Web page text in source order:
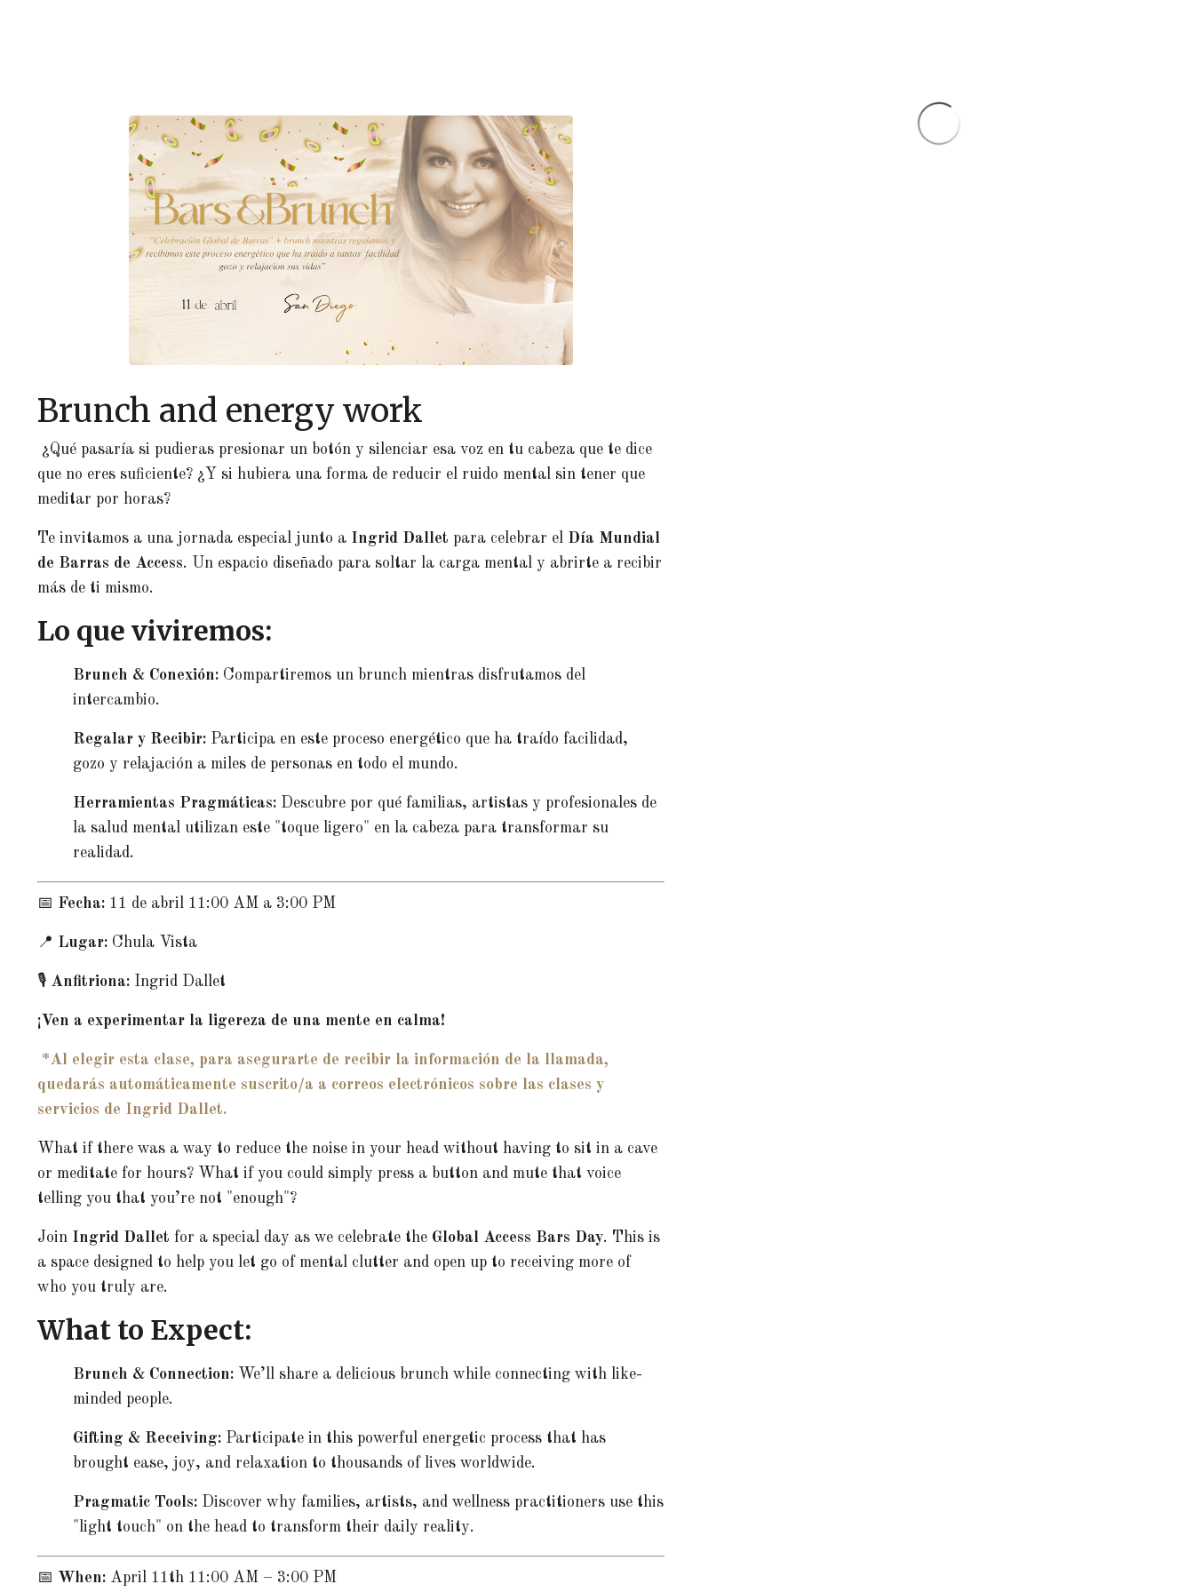
Brunch and energy work
¿Qué pasaría si pudieras presionar un botón y silenciar esa voz en tu cabeza que te dice
que no eres suficiente? ¿Y si hubiera una forma de reducir el ruido mental sin tener que
meditar por horas?
Te invitamos a una jornada especial junto a Ingrid Dallet para celebrar el Día Mundial
de Barras de Access. Un espacio diseñado para soltar la carga mental y abrirte a recibir
más de ti mismo.
Lo que viviremos:
Brunch & Conexión: Compartiremos un brunch mientras disfrutamos del
intercambio.
Regalar y Recibir: Participa en este proceso energético que ha traído facilidad,
gozo y relajación a miles de personas en todo el mundo.
Herramientas Pragmáticas: Descubre por qué familias, artistas y profesionales de
la salud mental utilizan este "toque ligero" en la cabeza para transformar su
realidad.
📅 Fecha: 11 de abril 11:00 AM a 3:00 PM
📍 Lugar: Chula Vista
🎙 Anfitriona: Ingrid Dallet
¡Ven a experimentar la ligereza de una mente en calma!
*Al elegir esta clase, para asegurarte de recibir la información de la llamada,
quedarás automáticamente suscrito/a a correos electrónicos sobre las clases y
servicios de Ingrid Dallet.
What if there was a way to reduce the noise in your head without having to sit in a cave
or meditate for hours? What if you could simply press a button and mute that voice
telling you that you’re not "enough"?
Join Ingrid Dallet for a special day as we celebrate the Global Access Bars Day. This is
a space designed to help you let go of mental clutter and open up to receiving more of
who you truly are.
What to Expect:
Brunch & Connection: We’ll share a delicious brunch while connecting with like-
minded people.
Gifting & Receiving: Participate in this powerful energetic process that has
brought ease, joy, and relaxation to thousands of lives worldwide.
Pragmatic Tools: Discover why families, artists, and wellness practitioners use this
"light touch" on the head to transform their daily reality.
📅 When: April 11th 11:00 AM – 3:00 PM